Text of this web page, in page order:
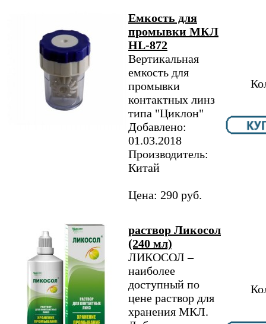
Емкость для
промывки МКЛ
HL-872
Вертикальная
емкость для
промывки
контактных линз
типа "Циклон"
Добавлено:
01.03.2018
Производитель:
Китай
Цена: 290 руб.
раствор Ликосол
(240 мл)
ЛИКОСОЛ –
наиболее
доступный по
цене раствор для
хранения МКЛ.